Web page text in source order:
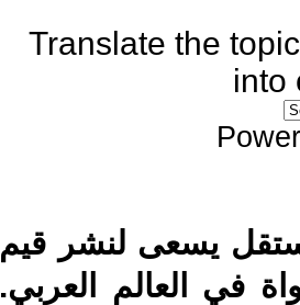
Translate the topic
into
يسعى لنشر قيم
في العالم العربي.